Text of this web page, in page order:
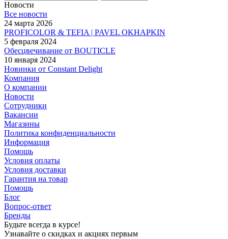
Новости
Все новости
24 марта 2026
PROFICOLOR & TEFIA | PAVEL OKHAPKIN
5 февраля 2024
Обесцвечивание от BOUTICLE
10 января 2024
Новинки от Constant Delight
Компания
О компании
Новости
Сотрудники
Вакансии
Магазины
Политика конфиденциальности
Информация
Помощь
Условия оплаты
Условия доставки
Гарантия на товар
Помощь
Блог
Вопрос-ответ
Бренды
Будьте всегда в курсе!
Узнавайте о скидках и акциях первым